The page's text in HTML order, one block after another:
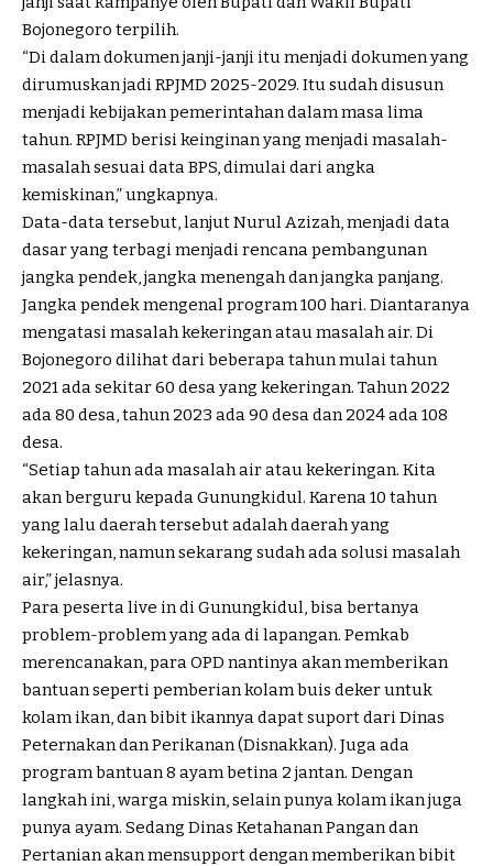
Bojonegoro terpilih.
“Di dalam dokumen janji-janji itu menjadi dokumen yang
dirumuskan jadi RPJMD 2025-2029. Itu sudah disusun
menjadi kebijakan pemerintahan dalam masa lima
tahun. RPJMD berisi keinginan yang menjadi masalah-
masalah sesuai data BPS, dimulai dari angka
kemiskinan,” ungkapnya.
Data-data tersebut, lanjut Nurul Azizah, menjadi data
dasar yang terbagi menjadi rencana pembangunan
jangka pendek, jangka menengah dan jangka panjang.
Jangka pendek mengenal program 100 hari. Diantaranya
mengatasi masalah kekeringan atau masalah air. Di
Bojonegoro dilihat dari beberapa tahun mulai tahun
2021 ada sekitar 60 desa yang kekeringan. Tahun 2022
ada 80 desa, tahun 2023 ada 90 desa dan 2024 ada 108
desa.
“Setiap tahun ada masalah air atau kekeringan. Kita
akan berguru kepada Gunungkidul. Karena 10 tahun
yang lalu daerah tersebut adalah daerah yang
kekeringan, namun sekarang sudah ada solusi masalah
air,” jelasnya.
Para peserta live in di Gunungkidul, bisa bertanya
problem-problem yang ada di lapangan. Pemkab
merencanakan, para OPD nantinya akan memberikan
bantuan seperti pemberian kolam buis deker untuk
kolam ikan, dan bibit ikannya dapat suport dari Dinas
Peternakan dan Perikanan (Disnakkan). Juga ada
program bantuan 8 ayam betina 2 jantan. Dengan
langkah ini, warga miskin, selain punya kolam ikan juga
punya ayam. Sedang Dinas Ketahanan Pangan dan
Pertanian akan mensupport dengan memberikan bibit